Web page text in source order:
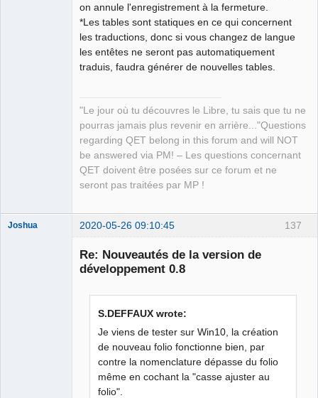
on annule l'enregistrement à la fermeture.
*Les tables sont statiques en ce qui concernent
les traductions, donc si vous changez de langue
les entêtes ne seront pas automatiquement
traduis, faudra générer de nouvelles tables.
"Le jour où tu découvres le Libre, tu sais que tu ne
pourras jamais plus revenir en arrière..."Questions
regarding QET belong in this forum and will NOT
be answered via PM! – Les questions concernant
QET doivent être posées sur ce forum et ne
seront pas traitées par MP !
137
Joshua 2020-05-26 09:10:45
Re: Nouveautés de la version de
développement 0.8
S.DEFFAUX wrote:
Je viens de tester sur Win10, la création
de nouveau folio fonctionne bien, par
contre la nomenclature dépasse du folio
même en cochant la "casse ajuster au
folio".